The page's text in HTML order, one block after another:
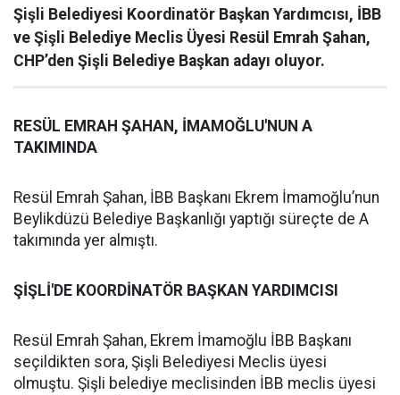
Şişli Belediyesi Koordinatör Başkan Yardımcısı, İBB
ve Şişli Belediye Meclis Üyesi Resül Emrah Şahan,
CHP’den Şişli Belediye Başkan adayı oluyor.
RESÜL EMRAH ŞAHAN, İMAMOĞLU'NUN A
TAKIMINDA
Resül Emrah Şahan, İBB Başkanı Ekrem İmamoğlu’nun
Beylikdüzü Belediye Başkanlığı yaptığı süreçte de A
takımında yer almıştı.
ŞİŞLİ'DE KOORDİNATÖR BAŞKAN YARDIMCISI
Resül Emrah Şahan, Ekrem İmamoğlu İBB Başkanı
seçildikten sora, Şişli Belediyesi Meclis üyesi
olmuştu. Şişli belediye meclisinden İBB meclis üyesi